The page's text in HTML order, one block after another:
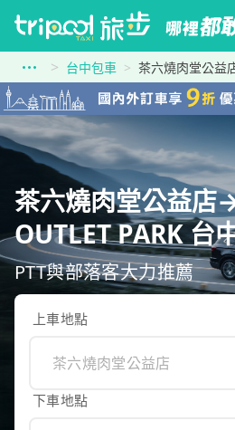
台中包車 茶六燒肉堂公益店
茶六燒肉堂公益
OUTLET PARK 台
PTT與部落客大力推薦
上車地點
下車地點